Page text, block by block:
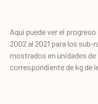
Aquí puede ver el
2002 al 2021 para los
mostrados en unidades
correspondiente de kg de